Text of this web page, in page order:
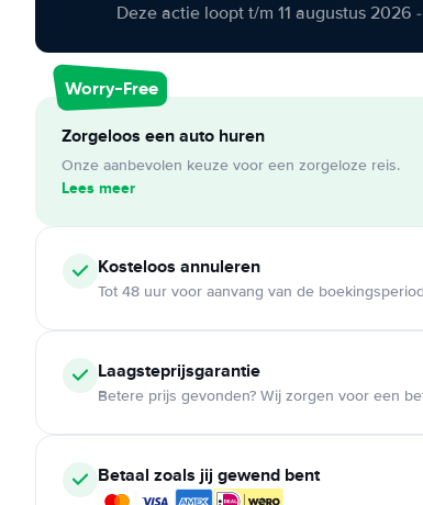
Deze actie loopt t/m 11 augustus 2026
Worry-Free
Zorgeloos een auto huren
Onze aanbevolen keuze voor een zorgeloze reis.
Lees meer
Kosteloos annuleren
Tot 48 uur voor aanvang van de
Laagsteprijsgarantie
Betere prijs gevonden? Wij zorgen voor een
Betaal zoals jij gewend bent